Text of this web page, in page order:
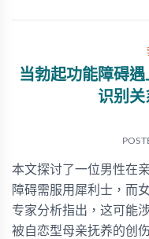
当勃起功能障碍
识别
本文探讨了一位男性在
障碍需服用犀利士，而
专家分析指出，这可能
被自恋型母亲抚养的创